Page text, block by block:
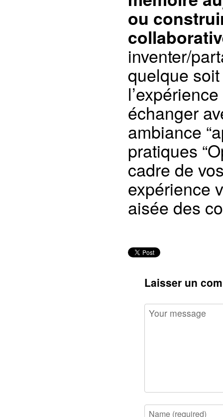
ou
inventer/
quelque
échanger
ambiance
pratiques
cadre de
expérience
aisée des
Laisser un